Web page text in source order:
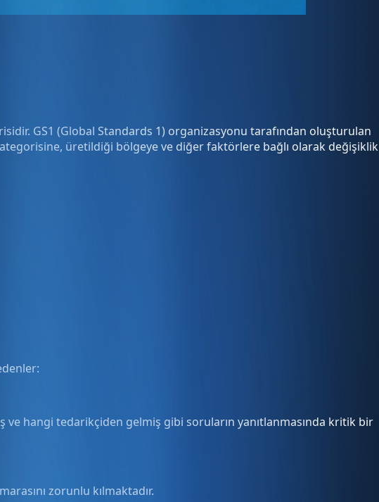
GS1 (Global Standards 1) organizasyonu tarafından oluşturulan
üretildiği bölgeye ve diğer faktörlere bağlı olarak değişiklik
hangi tedarikçiden gelmiş gibi soruların yanıtlanmasında kritik bir
zorunlu kılmaktadır.